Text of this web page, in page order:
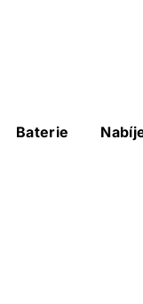
Baterie